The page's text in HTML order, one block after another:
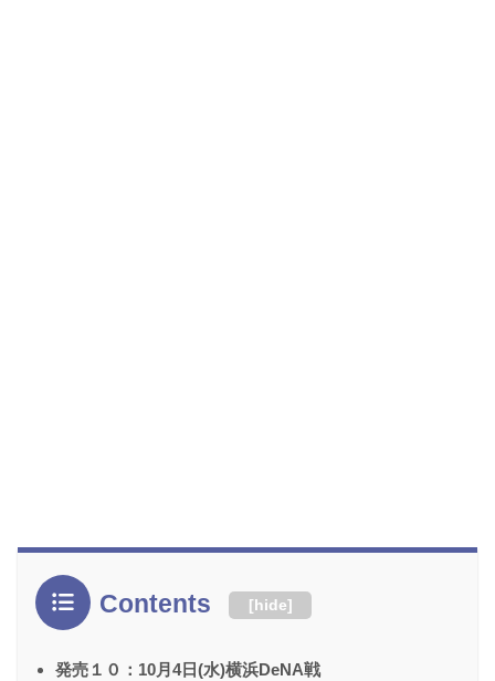
Contents [hide]
発売１０：10月4日(水)横浜DeNA戦